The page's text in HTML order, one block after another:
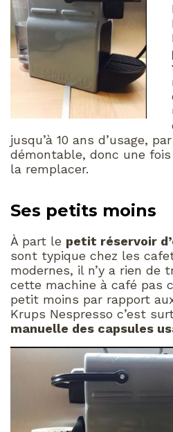
jusqu’à 10 ans d’usage,
démontable, donc une
la remplacer.
Ses petits moins
À part le petit réservoir
sont typique chez les
modernes, il n’y a rien de
cette machine à café pas
petit moins par rapport
Krups Nespresso c’est
manuelle des capsules